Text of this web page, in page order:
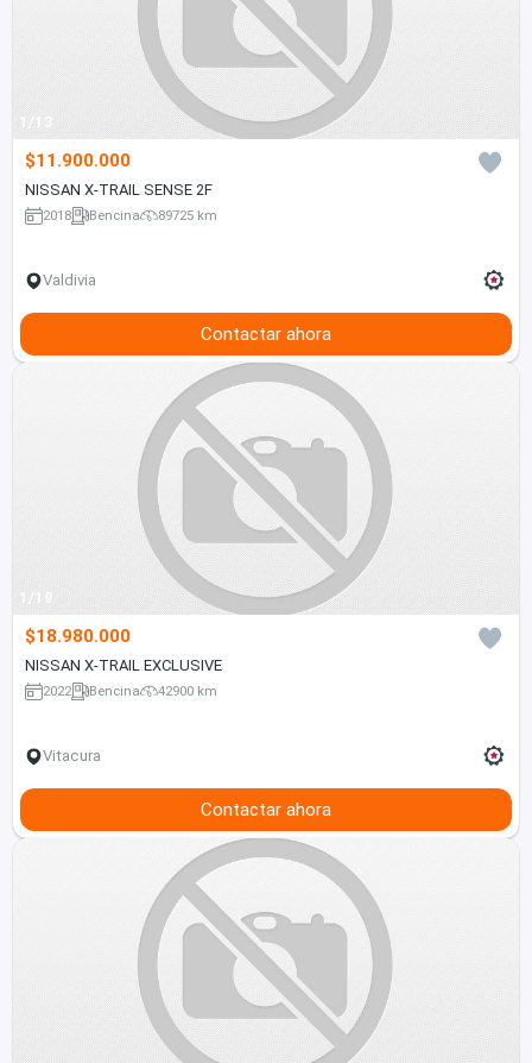
1/13
$11.900.000
NISSAN X-TRAIL SENSE 2F
2018 Bencina 89725 km
Valdivia
Contactar ahora
1/19
$18.980.000
NISSAN X-TRAIL EXCLUSIVE
2022 Bencina 42900 km
Vitacura
Contactar ahora